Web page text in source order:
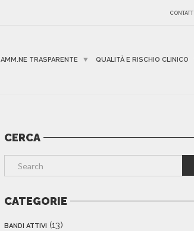
CONTATTI
AMM.NE TRASPARENTE QUALITÀ E RISCHIO CLINICO
CERCA
CATEGORIE
BANDI ATTIVI (13)